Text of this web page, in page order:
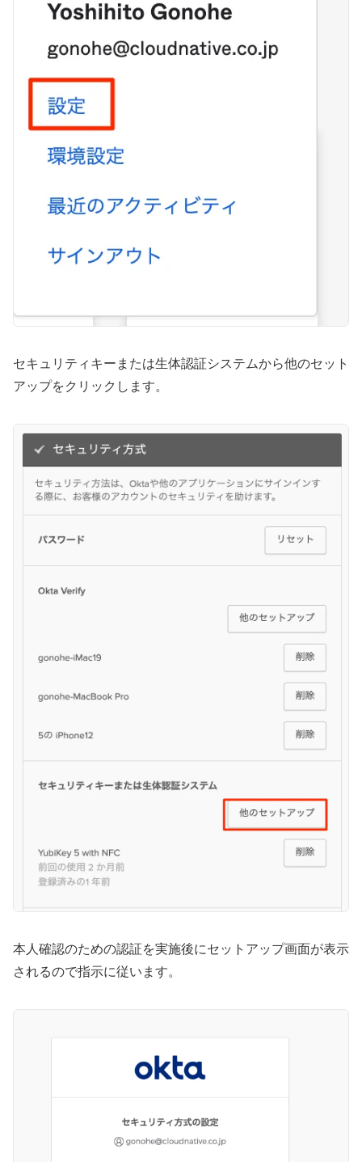
セキュリティキーまたは生体認証システムから他のセット
アップをクリックします。
本人確認のための認証を実施後にセットアップ画面が表示
されるので指示に従います。